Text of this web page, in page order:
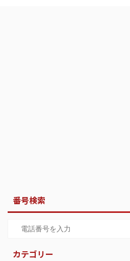
番号検索
カテゴリー